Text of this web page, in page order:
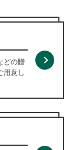
どの贈
用意し